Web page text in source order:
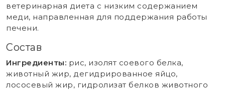
ветеринарная диета с низким содержанием
меди, направленная для поддержания работы
печени.
Состав
Ингредиенты: рис, изолят соевого белка,
животный жир, дегидрированное яйцо,
лососевый жир, гидролизат белков животного